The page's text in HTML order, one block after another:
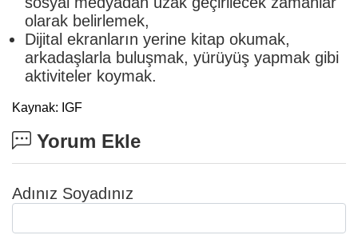
olarak belirlemek,
Dijital ekranların yerine kitap okumak,
arkadaşlarla buluşmak, yürüyüş yapmak gibi
aktiviteler koymak.
Kaynak: IGF
Yorum Ekle
Adınız Soyadınız